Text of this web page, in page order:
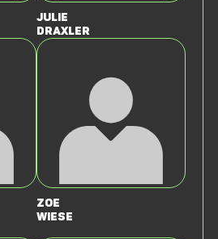
Julie
Draxler
Zoe
Wiese